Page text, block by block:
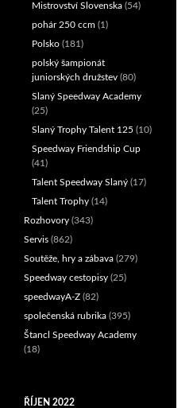
Mistrovství Slovenska (54)
pohár 250 ccm (1)
Polsko (181)
polský šampionát
juniorských družstev (80)
Slaný Speedway Academy
(25)
Slaný Trophy Talent 125 (10)
Speedway Friendship Cup
(41)
Talent Speedway Slaný (17)
Talent Trophy (14)
Rozhovory (343)
Servis (862)
Soutěže, hry a zábava (279)
Speedway cestopisy (25)
speedwayA-Z (82)
společenská rubrika (395)
Štancl Speedway Academy
(18)
ŘÍJEN 2022